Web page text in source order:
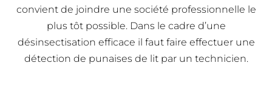
convient de joindre une société professionnelle le
plus tôt possible. Dans le cadre d’une
désinsectisation efficace il faut faire effectuer une
détection de punaises de lit par un technicien.